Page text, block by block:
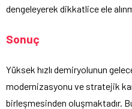
dengeleyerek dikkatlice ele
Sonuç
Yüksek hızlı demiryolunun
modernizasyonu ve stratejik
birleşmesinden oluşmaktadır.